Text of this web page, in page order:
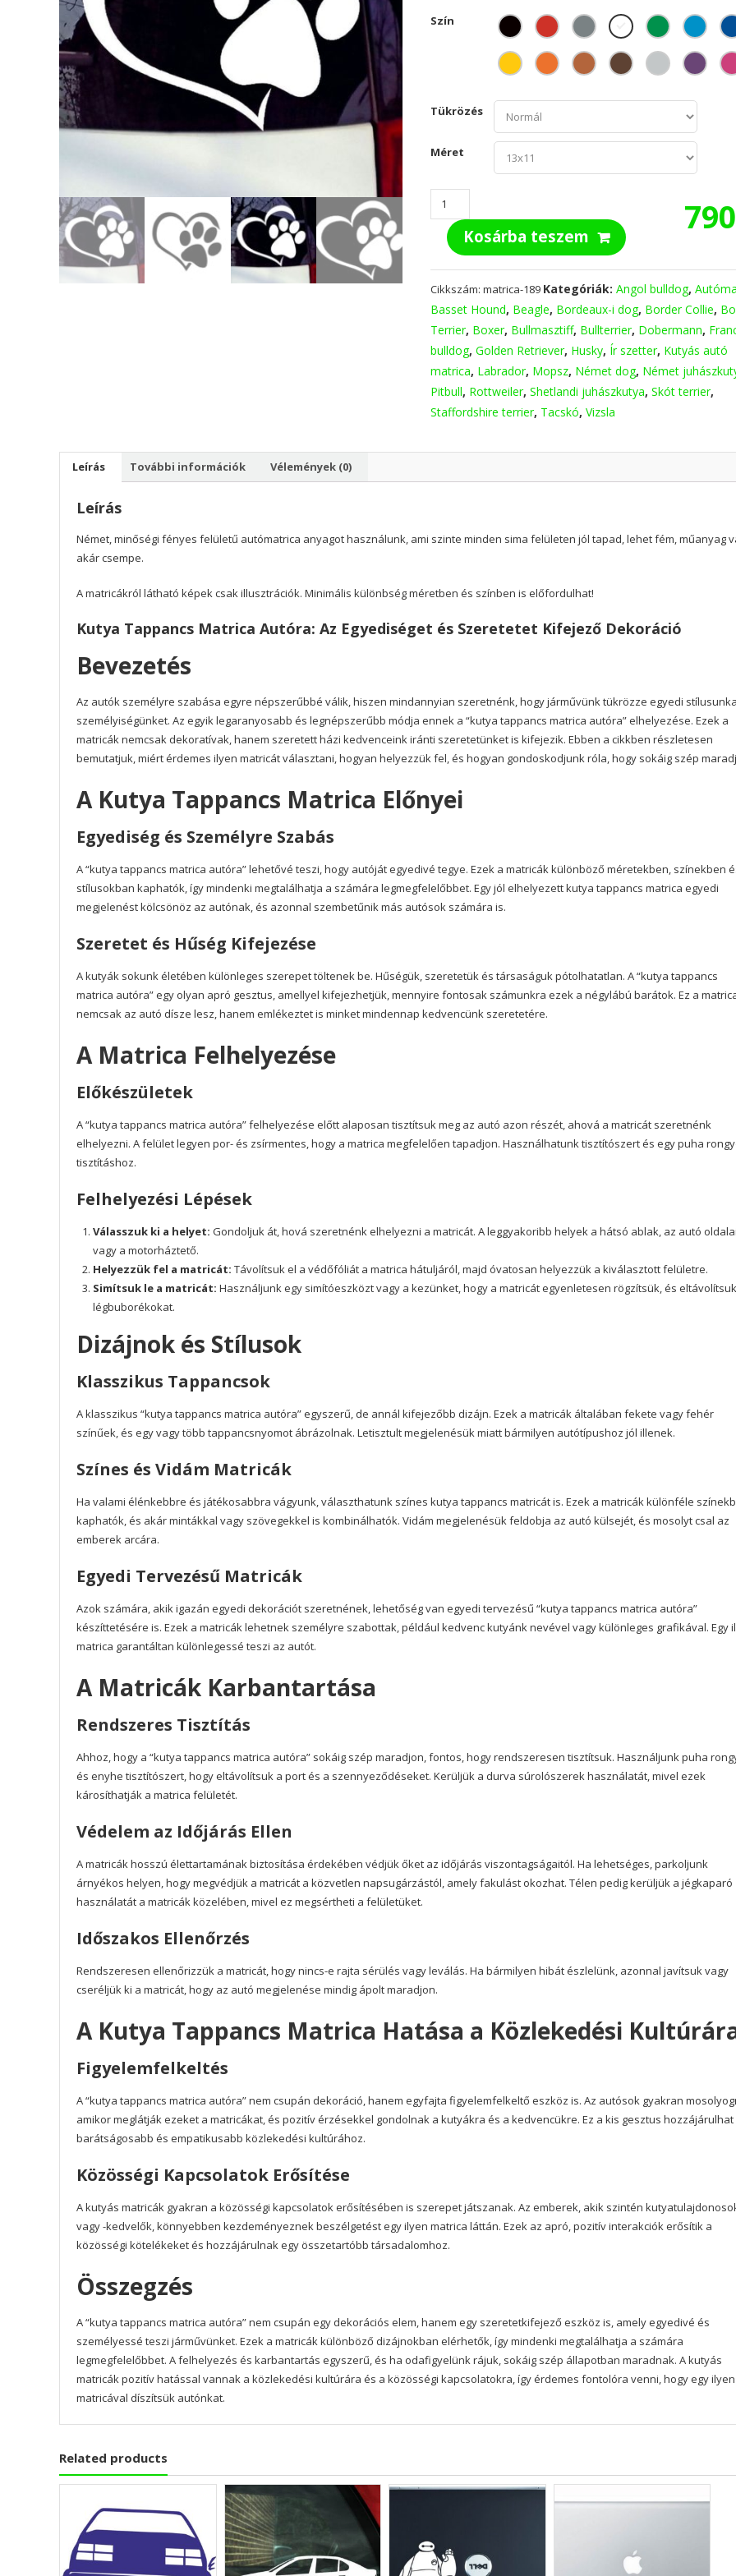
Szín
Tükrözés
Méret
790
Szív
tappancs
autómatrica
mennyiség
Kosárba teszem
Cikkszám:matrica-189 Kategóriák:Angol bulldog,
Basset Hound, Beagle, Bordeaux-i dog, Border Collie,
Terrier, Boxer, Bullmasztiff, Bullterrier, Dobermann,
bulldog,Golden Retriever, Husky, Ír szetter, Kutyás autó
matrica, Labrador, Mopsz, Német dog, Német
Pitbull, Rottweiler,Shetlandi juhászkutya,Skót terrier,
Staffordshire terrier, Tacskó,Vizsla
Leírás További információk Vélemények (0)
Leírás
Német, minőségi fényes felületű autómatrica anyagot használunk, ami szinte minden sima felületen jól tapad, lehet fém, műanyag
akár csempe.
A matricákról látható képek csak illusztrációk. Minimális különbség méretben és színben is előfordulhat!
Kutya Tappancs Matrica Autóra: Az Egyediséget és Szeretetet Kifejező Dekoráció
Bevezetés
Az autók személyre szabása egyre népszerűbbé válik, hiszen mindannyian szeretnénk, hogy járművünk tükrözze egyedi
személyiségünket. Az egyik legaranyosabb és legnépszerűbb módja ennek a “kutya tappancs matrica autóra” elhelyezése. Ezek a
matricák nemcsak dekoratívak, hanem szeretett házi kedvenceink iránti szeretetünket is kifejezik. Ebben a cikkben részletesen
bemutatjuk, miért érdemes ilyen matricát választani, hogyan helyezzük fel, és hogyan gondoskodjunk róla, hogy sokáig szép
A Kutya Tappancs Matrica Előnyei
Egyediség és Személyre Szabás
A “kutya tappancs matrica autóra” lehetővé teszi, hogy autóját egyedivé tegye. Ezek a matricák különböző méretekben, színekben
stílusokban kaphatók, így mindenki megtalálhatja a számára legmegfelelőbbet. Egy jól elhelyezett kutya tappancs matrica egyedi
megjelenést kölcsönöz az autónak, és azonnal szembetűnik más autósok számára is.
Szeretet és Hűség Kifejezése
A kutyák sokunk életében különleges szerepet töltenek be. Hűségük, szeretetük és társaságuk pótolhatatlan. A “kutya tappancs
matrica autóra” egy olyan apró gesztus, amellyel kifejezhetjük, mennyire fontosak számunkra ezek a négylábú barátok. Ez a
nemcsak az autó dísze lesz, hanem emlékeztet is minket mindennap kedvencünk szeretetére.
A Matrica Felhelyezése
Előkészületek
A “kutya tappancs matrica autóra” felhelyezése előtt alaposan tisztítsuk meg az autó azon részét, ahová a matricát szeretnénk
elhelyezni. A felület legyen por- és zsírmentes, hogy a matrica megfelelően tapadjon. Használhatunk tisztítószert és egy puha
tisztításhoz.
Felhelyezési Lépések
Válasszuk ki a helyet: Gondoljuk át, hová szeretnénk elhelyezni a matricát. A leggyakoribb helyek a hátsó ablak, az autó oldalai
vagy a motorháztető.
Helyezzük fel a matricát: Távolítsuk el a védőfóliát a matrica hátuljáról, majd óvatosan helyezzük a kiválasztott felületre.
Simítsuk le a matricát: Használjunk egy simítóeszközt vagy a kezünket, hogy a matricát egyenletesen rögzítsük, és
légbuborékokat.
Dizájnok és Stílusok
Klasszikus Tappancsok
A klasszikus “kutya tappancs matrica autóra” egyszerű, de annál kifejezőbb dizájn. Ezek a matricák általában fekete vagy fehér
színűek, és egy vagy több tappancsnyomot ábrázolnak. Letisztult megjelenésük miatt bármilyen autótípushoz jól illenek.
Színes és Vidám Matricák
Ha valami élénkebbre és játékosabbra vágyunk, választhatunk színes kutya tappancs matricát is. Ezek a matricák különféle
kaphatók, és akár mintákkal vagy szövegekkel is kombinálhatók. Vidám megjelenésük feldobja az autó külsejét, és mosolyt csal az
emberek arcára.
Egyedi Tervezésű Matricák
Azok számára, akik igazán egyedi dekorációt szeretnének, lehetőség van egyedi tervezésű “kutya tappancs matrica autóra”
készíttetésére is. Ezek a matricák lehetnek személyre szabottak, például kedvenc kutyánk nevével vagy különleges grafikával. Egy
matrica garantáltan különlegessé teszi az autót.
A Matricák Karbantartása
Rendszeres Tisztítás
Ahhoz, hogy a “kutya tappancs matrica autóra” sokáig szép maradjon, fontos, hogy rendszeresen tisztítsuk. Használjunk puha
és enyhe tisztítószert, hogy eltávolítsuk a port és a szennyeződéseket. Kerüljük a durva súrolószerek használatát, mivel ezek
károsíthatják a matrica felületét.
Védelem az Időjárás Ellen
A matricák hosszú élettartamának biztosítása érdekében védjük őket az időjárás viszontagságaitól. Ha lehetséges, parkoljunk
árnyékos helyen, hogy megvédjük a matricát a közvetlen napsugárzástól, amely fakulást okozhat. Télen pedig kerüljük a jégkaparó
használatát a matricák közelében, mivel ez megsértheti a felületüket.
Időszakos Ellenőrzés
Rendszeresen ellenőrizzük a matricát, hogy nincs-e rajta sérülés vagy leválás. Ha bármilyen hibát észlelünk, azonnal javítsuk vagy
cseréljük ki a matricát, hogy az autó megjelenése mindig ápolt maradjon.
A Kutya Tappancs Matrica Hatása a Közlekedési
Figyelemfelkeltés
A “kutya tappancs matrica autóra” nem csupán dekoráció, hanem egyfajta figyelemfelkeltő eszköz is. Az autósok gyakran
amikor meglátják ezeket a matricákat, és pozitív érzésekkel gondolnak a kutyákra és a kedvencükre. Ez a kis gesztus hozzájárulhat
barátságosabb és empatikusabb közlekedési kultúrához.
Közösségi Kapcsolatok Erősítése
A kutyás matricák gyakran a közösségi kapcsolatok erősítésében is szerepet játszanak. Az emberek, akik szintén
vagy -kedvelők, könnyebben kezdeményeznek beszélgetést egy ilyen matrica láttán. Ezek az apró, pozitív interakciók erősítik a
közösségi kötelékeket és hozzájárulnak egy összetartóbb társadalomhoz.
Összegzés
A “kutya tappancs matrica autóra” nem csupán egy dekorációs elem, hanem egy szeretetkifejező eszköz is, amely egyedivé és
személyessé teszi járművünket. Ezek a matricák különböző dizájnokban elérhetők, így mindenki megtalálhatja a számára
legmegfelelőbbet. A felhelyezés és karbantartás egyszerű, és ha odafigyelünk rájuk, sokáig szép állapotban maradnak. A kutyás
matricák pozitív hatással vannak a közlekedési kultúrára és a közösségi kapcsolatokra, így érdemes fontolóra venni, hogy egy ilyen
matricával díszítsük autónkat.
Related products